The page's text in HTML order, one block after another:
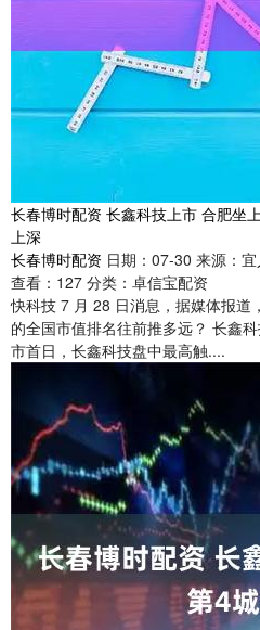
长春博时配资 长鑫科技上市 合肥坐
上深
长春博时配资 日期：07-30 来源：
查看： 127 分类： 卓信宝配资
快科技 7 月 28 日消息，据媒体报道
的全国市值排名往前推多远？ 长鑫
市首日，长鑫科技盘中最高触....